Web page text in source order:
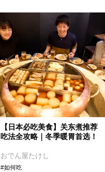
【日本必吃美食】关东煮推荐
吃法全攻略｜冬季暖胃首选！
おでん屋たけし
#如何吃